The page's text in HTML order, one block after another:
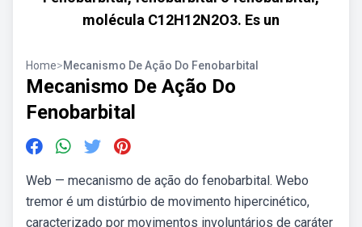
molécula C12H12N2O3. Es un
Home>Mecanismo De Ação Do Fenobarbital
Mecanismo De Ação Do
Fenobarbital
Web — mecanismo de ação do fenobarbital. Webo
tremor é um distúrbio de movimento hipercinético,
caracterizado por movimentos involuntários de caráter